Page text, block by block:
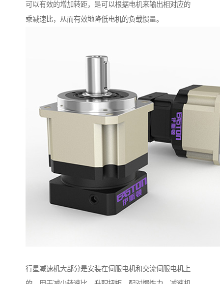
可以有效的增加转距，是可以根据电机来输出相对应的
乘减速比，从而有效地降低电机的负载惯量。
行星减速机大部分是安装在伺服电机和交流伺服电机上